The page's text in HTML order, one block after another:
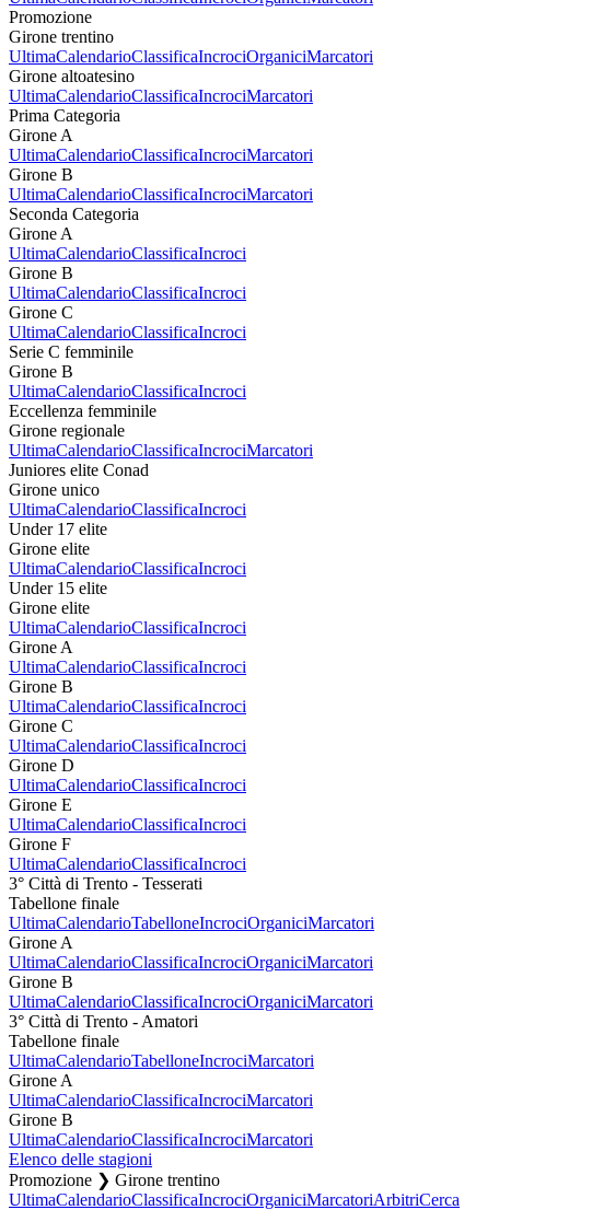
Promozione
Girone trentino
UltimaCalendarioClassificaIncrociOrganiciMarcatori
Girone altoatesino
UltimaCalendarioClassificaIncrociMarcatori
Prima Categoria
Girone A
UltimaCalendarioClassificaIncrociMarcatori
Girone B
UltimaCalendarioClassificaIncrociMarcatori
Seconda Categoria
Girone A
UltimaCalendarioClassificaIncroci
Girone B
UltimaCalendarioClassificaIncroci
Girone C
UltimaCalendarioClassificaIncroci
Serie C femminile
Girone B
UltimaCalendarioClassificaIncroci
Eccellenza femminile
Girone regionale
UltimaCalendarioClassificaIncrociMarcatori
Juniores elite Conad
Girone unico
UltimaCalendarioClassificaIncroci
Under 17 elite
Girone elite
UltimaCalendarioClassificaIncroci
Under 15 elite
Girone elite
UltimaCalendarioClassificaIncroci
Girone A
UltimaCalendarioClassificaIncroci
Girone B
UltimaCalendarioClassificaIncroci
Girone C
UltimaCalendarioClassificaIncroci
Girone D
UltimaCalendarioClassificaIncroci
Girone E
UltimaCalendarioClassificaIncroci
Girone F
UltimaCalendarioClassificaIncroci
3° Città di Trento - Tesserati
Tabellone finale
UltimaCalendarioTabelloneIncrociOrganiciMarcatori
Girone A
UltimaCalendarioClassificaIncrociOrganiciMarcatori
Girone B
UltimaCalendarioClassificaIncrociOrganiciMarcatori
3° Città di Trento - Amatori
Tabellone finale
UltimaCalendarioTabelloneIncrociMarcatori
Girone A
UltimaCalendarioClassificaIncrociMarcatori
Girone B
UltimaCalendarioClassificaIncrociMarcatori
Elenco delle stagioni
Promozione ❯ Girone trentino
UltimaCalendarioClassificaIncrociOrganiciMarcatoriArbitriCerca